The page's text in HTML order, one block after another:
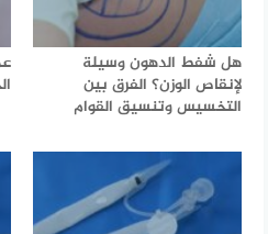
هل شفط الدهون وسيلة
لإنقاص الوزن؟ الفرق بين
التخسيس وتنسيق القوام